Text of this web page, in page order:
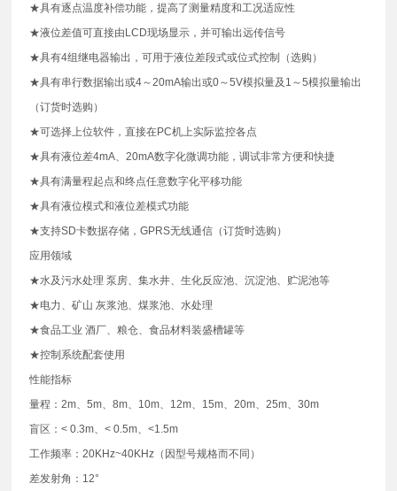
★具有逐点温度补偿功能，提高了测量精度和工况适应性
★液位差值可直接由LCD现场显示，并可输出远传信号
★具有4组继电器输出，可用于液位差段式或位式控制（选购）
★具有串行数据输出或4～20mA输出或0～5V模拟量及1～5模拟量输出
（订货时选购）
★可选择上位软件，直接在PC机上实际监控各点
★具有液位差4mA、20mA数字化微调功能，调试非常方便和快捷
★具有满量程起点和终点任意数字化平移功能
★具有液位模式和液位差模式功能
★支持SD卡数据存储，GPRS无线通信（订货时选购）
应用领域
★水及污水处理 泵房、集水井、生化反应池、沉淀池、贮泥池等
★电力、矿山 灰浆池、煤浆池、水处理
★食品工业 酒厂、粮仓、食品材料装盛槽罐等
★控制系统配套使用
性能指标
量程：2m、5m、8m、10m、12m、15m、20m、25m、30m
盲区：< 0.3m、< 0.5m、<1.5m
工作频率：20KHz~40KHz（因型号规格而不同）
差发射角：12°